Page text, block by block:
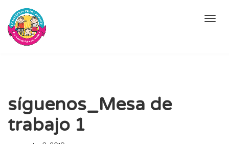
síguenos_Mesa de
trabajo 1